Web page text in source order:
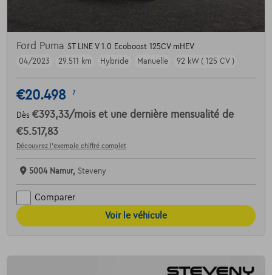
Ford Puma ST LINE V 1.0 Ecoboost 125CV mHEV
04/2023
29.511 km Hybride Manuelle 92 kW ( 125 CV )
€20.498 1
Dès €393,33/mois et une dernière mensualité de
€5.517,83
Découvrez l’exemple chiffré complet
5004 Namur, Steveny
Comparer
Voir le véhicule